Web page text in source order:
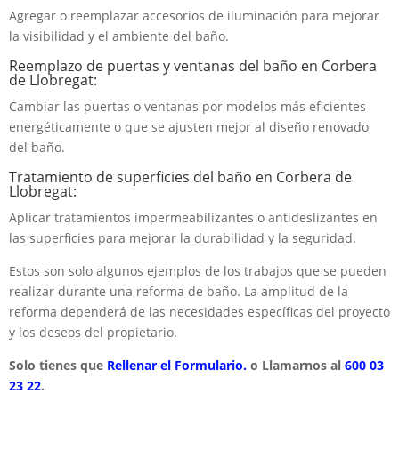
Agregar o reemplazar accesorios de iluminación para mejorar
la visibilidad y el ambiente del baño.
Reemplazo de puertas y ventanas del baño en Corbera
de Llobregat:
Cambiar las puertas o ventanas por modelos más eficientes
energéticamente o que se ajusten mejor al diseño renovado
del baño.
Tratamiento de superficies del baño en Corbera de
Llobregat:
Aplicar tratamientos impermeabilizantes o antideslizantes en
las superficies para mejorar la durabilidad y la seguridad.
Estos son solo algunos ejemplos de los trabajos que se pueden
realizar durante una reforma de baño. La amplitud de la
reforma dependerá de las necesidades específicas del proyecto
y los deseos del propietario.
Solo tienes que Rellenar el Formulario. o Llamarnos al 600 03
23 22.